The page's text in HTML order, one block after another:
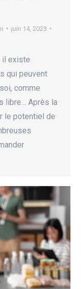
juin 14, 2023
il existe
qui peuvent
comme
libre… Après la
le potentiel de